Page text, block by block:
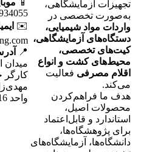
تجهیزات آزمایشگاهی،
به‌صورت تخصصی در
واردات مواد شیمیایی،
دستگاه‌های آزمایشگاهی،
کیت‌های تخصصی،
محیط‌های کشت و انواع
اقلام مصرفی فعالیت
می‌کند.
هدف ما فراهم‌کردن
محصولات اصیل،
استاندارد و قابل‌اعتماد
برای پژوهشگاه‌ها،
دانشگاه‌ها، آزمایشگاه‌های
✉️
📍
میدان
کارگر
واحد 16